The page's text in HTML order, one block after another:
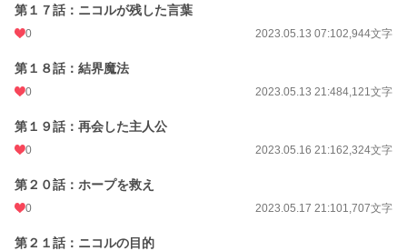
第１７話：ニコルが残した言葉
0 2023.05.13 07:102,944文字
第１８話：結界魔法
0 2023.05.13 21:484,121文字
第１９話：再会した主人公
0 2023.05.16 21:162,324文字
第２０話：ホープを救え
0 2023.05.17 21:101,707文字
第２１話：ニコルの目的